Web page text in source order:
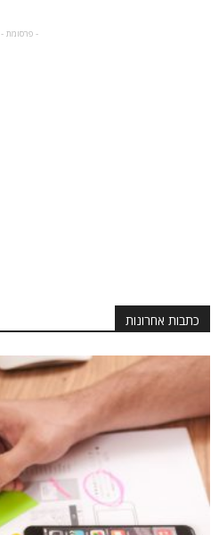
- פרסומת -
כתבות אחרונות